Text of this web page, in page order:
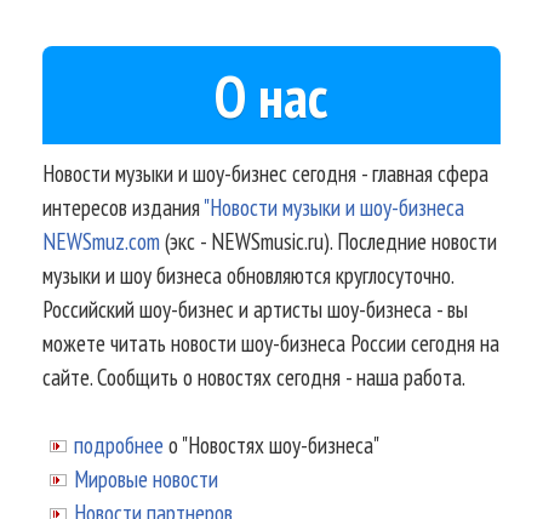
О нас
Новости музыки и шоу-бизнес сегодня - главная сфера
интересов издания"Новости музыки и шоу-бизнеса
NEWSmuz.com(экс - NEWSmusic.ru). Последние новости
музыки и шоу бизнеса обновляются круглосуточно.
Российский шоу-бизнес и артисты шоу-бизнеса - вы
можете читать новости шоу-бизнеса России сегодня на
сайте. Сообщить о новостях сегодня - наша работа.
подробнее о "Новостях шоу-бизнеса"
Мировые новости
Новости партнеров